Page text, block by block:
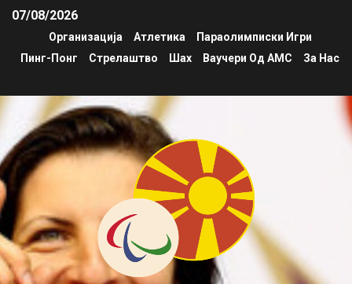
07/08/2026
Организација Атлетика
Параолимписки Игри
Пинг-Понг
Стрелаштво Шах Ваучери Од АМС За Нас